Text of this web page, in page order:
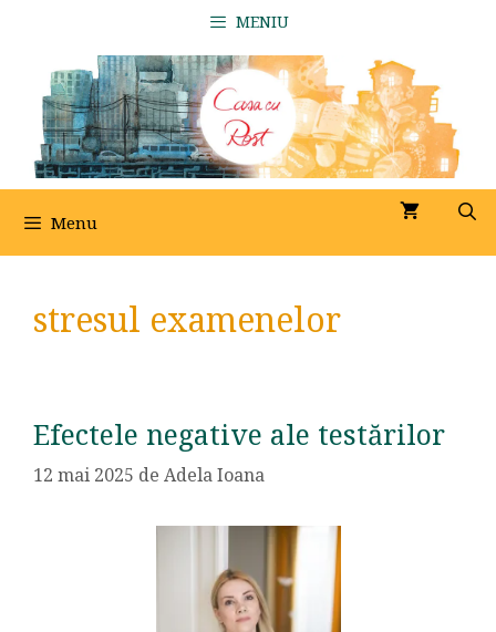
conținut
MENIU
Menu
stresul examenelor
Efectele negative ale testărilor
12 mai 2025 de Adela Ioana